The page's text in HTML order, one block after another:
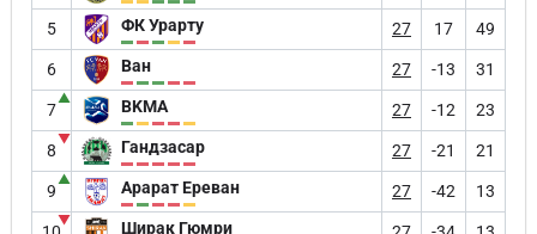
5 ФК Урарту 27 17 49
6 Ван 27 -13 31
7
▲ BKMA 27 -12 23
8
▼ Гандзасар 27 -21 21
9
▲ Арарат Ереван 27 -42 13
▼ Ширак Гюмри